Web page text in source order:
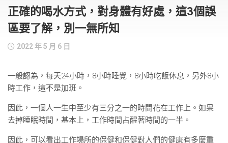
正確的喝水方式，對身體有好處，這3個誤
區要了解，別一無所知
2022 年 5 月 6 日
一般認為，每天24小時，8小時睡覺，8小時吃飯休息，另外8小
時工作，這不是加班。
因此，一個人一生中至少有三分之一的時間花在工作上。如果
去掉睡眠時間，基本上，工作時間占醒著時間的一半。
因此，可以看出工作場所的保健和保健對人們的健康有多麼重